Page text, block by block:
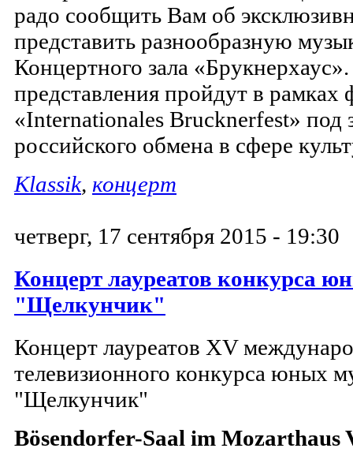
радо сообщить Вам об
представить разнообразную
Концертного зала
представления пройдут в рамках
«Internationales Brucknerfest» под
российского обмена в сфере
Klassik, концерт
четверг, 17 сентября 2015 - 19:30
Концерт лауреатов конкурса
"Щелкунчик"
Концерт лауреатов XV
телевизионного конкурса юных
"Щелкунчик"
Bösendorfer-Saal im Mozarthaus